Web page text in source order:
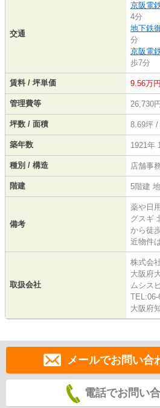
交通
京阪電
4分
地下鉄
分
京阪電
歩7分
賃料 / 坪単価 9.56万円
管理費等 26,730円
坪数 / 面積 8.69坪 /
築年数 1921年
種別 / 構造 店舗事
階建 5階建
備考
薬や日
グスギ
から徒
近物件
取扱会社
株式会
大阪府
ムシス
TEL:06-
大阪府
メールでお問い合
電話でお問い